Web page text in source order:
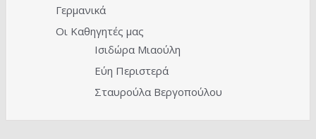
Γερμανικά
Οι Καθηγητές μας
Ισιδώρα Μιαούλη
Εύη Περιστερά
Σταυρούλα Βεργοπούλου